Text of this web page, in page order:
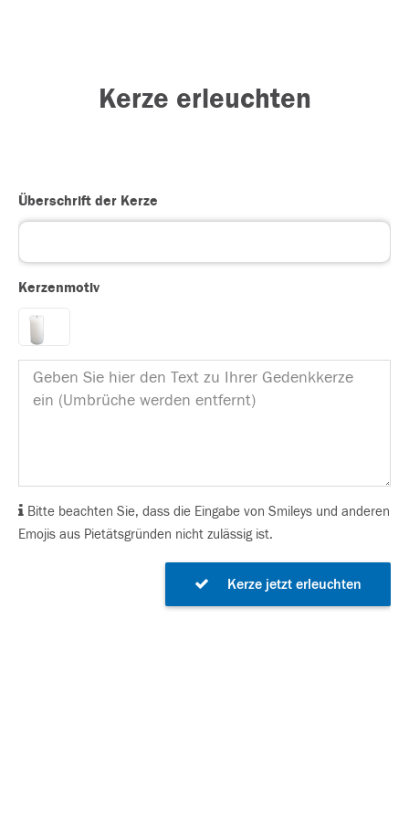
Kerze erleuchten
Überschrift der Kerze
Kerzenmotiv
Bitte beachten Sie, dass die Eingabe von Smileys und anderen
Emojis aus Pietätsgründen nicht zulässig ist.
Kerze jetzt erleuchten